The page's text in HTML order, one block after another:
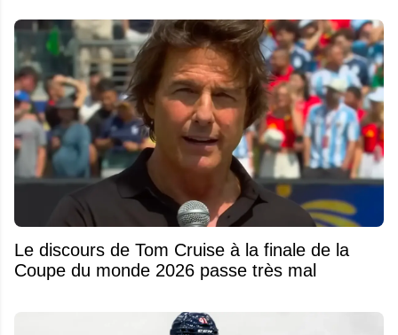
Le discours de Tom Cruise à la finale de la
Coupe du monde 2026 passe très mal